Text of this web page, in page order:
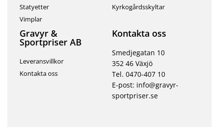
Statyetter
Vimplar
Kyrkogårdsskyltar
Gravyr &
Sportpriser AB
Leveransvillkor
Kontakta oss
Kontakta oss
Smedjegatan 10
352 46 Växjö
Tel. 0470-407 10
E-post: info@gravyr-
sportpriser.se